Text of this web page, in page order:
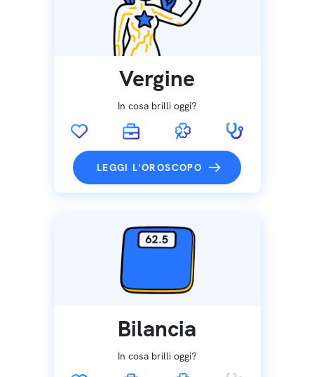
Vergine
In cosa brilli oggi?
LEGGI L'OROSCOPO
Bilancia
In cosa brilli oggi?